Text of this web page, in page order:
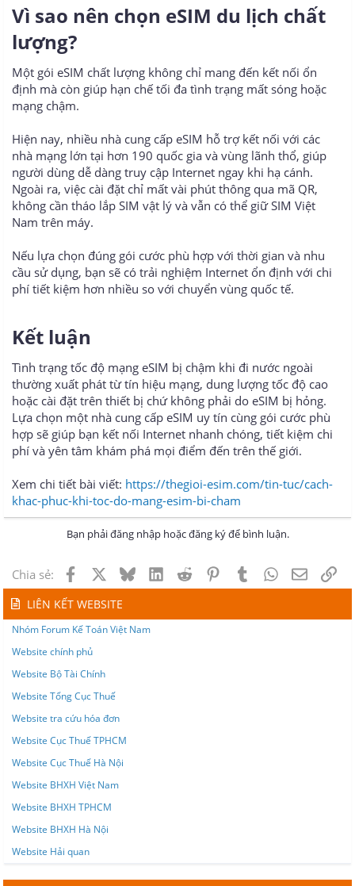
Vì sao nên chọn eSIM du lịch chất
lượng?​
Một gói eSIM chất lượng không chỉ mang đến kết nối ổn
định mà còn giúp hạn chế tối đa tình trạng mất sóng hoặc
mạng chậm.
Hiện nay, nhiều nhà cung cấp eSIM hỗ trợ kết nối với các
nhà mạng lớn tại hơn 190 quốc gia và vùng lãnh thổ, giúp
người dùng dễ dàng truy cập Internet ngay khi hạ cánh.
Ngoài ra, việc cài đặt chỉ mất vài phút thông qua mã QR,
không cần tháo lắp SIM vật lý và vẫn có thể giữ SIM Việt
Nam trên máy.
Nếu lựa chọn đúng gói cước phù hợp với thời gian và nhu
cầu sử dụng, bạn sẽ có trải nghiệm Internet ổn định với chi
phí tiết kiệm hơn nhiều so với chuyển vùng quốc tế.
Kết luận​
Tình trạng tốc độ mạng eSIM bị chậm khi đi nước ngoài
thường xuất phát từ tín hiệu mạng, dung lượng tốc độ cao
hoặc cài đặt trên thiết bị chứ không phải do eSIM bị hỏng.
Lựa chọn một nhà cung cấp eSIM uy tín cùng gói cước phù
hợp sẽ giúp bạn kết nối Internet nhanh chóng, tiết kiệm chi
phí và yên tâm khám phá mọi điểm đến trên thế giới.
Xem chi tiết bài viết: https://thegioi-esim.com/tin-tuc/cach-
khac-phuc-khi-toc-do-mang-esim-bi-cham
Bạn phải đăng nhập hoặc đăng ký để bình luận.
Chia sẻ: Facebook BlueskyLinkedInReddit PinterestTumblrWhatsApp
Email
LIÊN KẾT WEBSITE
Nhóm Forum Kế Toán Việt Nam
Website chính phủ
Website Bộ Tài Chính
Website Tổng Cục Thuế
Website tra cứu hóa đơn
Website Cục Thuế TPHCM
Website Cục Thuế Hà Nội
Website BHXH Việt Nam
Website BHXH TPHCM
Website BHXH Hà Nội
Website Hải quan